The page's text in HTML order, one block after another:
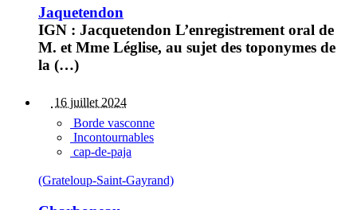
Jaquetendon
IGN : Jacquetendon L’enregistrement oral de
M. et Mme Léglise, au sujet des toponymes de
la (…)
16 juillet 2024
Borde vasconne
Incontournables
cap-de-paja
(Grateloup-Saint-Gayrand)